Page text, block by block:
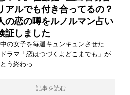
アルでも付き合ってるの？
の恋の噂をルノルマン占い
証しました
中の女子を毎週キュンキュンさせた
ラマ「恋はつづくよどこまでも」が
う終わっ
記事を読む